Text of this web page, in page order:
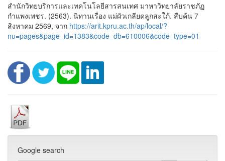
สำนักวิทยบริการและเทคโนโลยีสารสนเทศ มาหาวิทยาลัยราชภัฏ
กำแพงเพชร. (2563). นิทานเรื่อง แม่ผัวเกลียดลูกสะใภ้. สืบค้น 7
สิงหาคม 2569, จาก https://arit.kpru.ac.th/ap/local/?
nu=pages&page_id=1383&code_db=610006&code_type=01
Google search